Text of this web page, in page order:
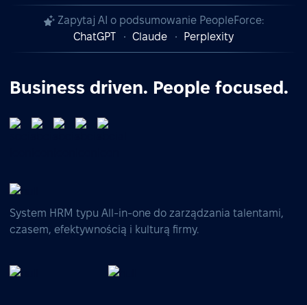
Zapytaj AI o podsumowanie PeopleForce:
ChatGPT
Claude Perplexity
Business driven. People focused.
System HRM typu All-in-one do zarządzania talentami,
czasem, efektywnością i kulturą firmy.